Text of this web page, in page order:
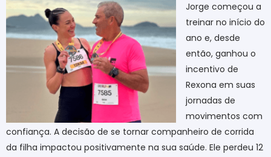
Jorge começou a
treinar no início do
ano e, desde
então, ganhou o
incentivo de
Rexona em suas
jornadas de
movimentos com
confiança. A decisão de se tornar companheiro de corrida
da filha impactou positivamente na sua saúde. Ele perdeu 12